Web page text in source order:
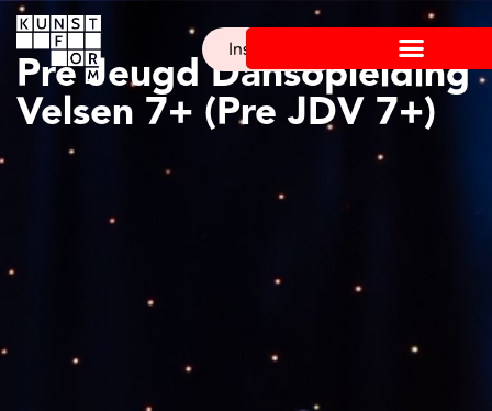
Inschrijven
Pre Jeugd Dansopleiding
Velsen 7+ (Pre JDV 7+)